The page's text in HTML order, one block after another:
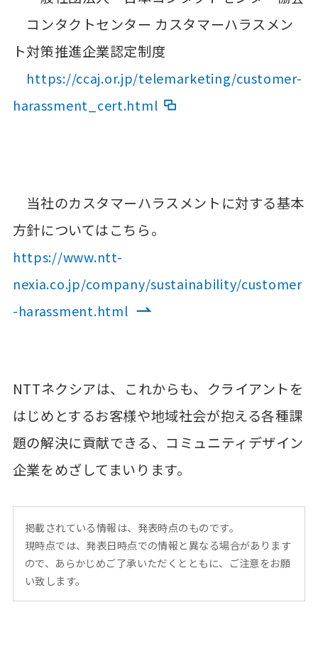
コンタクトセンター カスタマーハラスメン
ト対策推進企業認定制度
https://ccaj.or.jp/telemarketing/customer-
harassment_cert.html
当社のカスタマーハラスメントに対する基本
方針についてはこちら。
https://www.ntt-
nexia.co.jp/company/sustainability/customer
-harassment.html
NTTネクシアは、これからも、クライアントを
はじめとするお客様や地域社会が抱える各種課
題の解決に貢献できる、コミュニティデザイン
企業をめざしてまいります。
掲載されている情報は、発表時点のものです。
現時点では、発表日時点での情報と異なる場合があります
ので、あらかじめご了承いただくとともに、ご注意をお願
い致します。